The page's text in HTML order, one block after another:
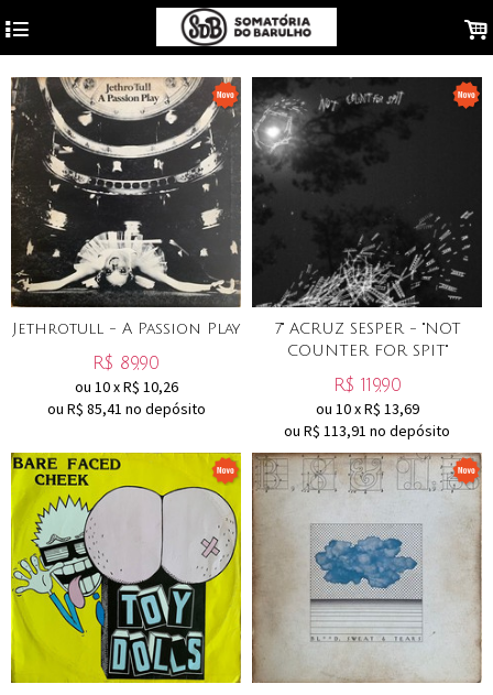
4 .
Jethrotull - A Passion Play
R$ 89,90
ou 10xR$ 10,26
ou R$ 85,41 no depósito
7" ACRUZ SESPER - "NOT
COUNTER FOR SPIT"
R$ 119,90
ou 10xR$ 13,69
ou R$ 113,91 no depósito